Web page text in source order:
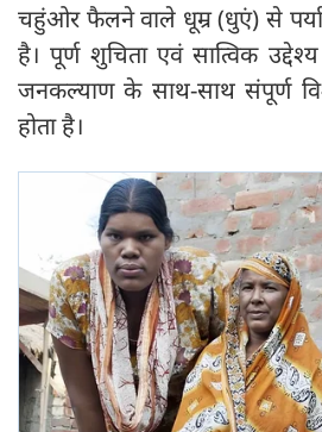
चहुंओर फैलने वाले धूम्र (धुएं) से
है। पूर्ण शुचिता एवं सात्विक
जनकल्याण के साथ-साथ संपूर्ण
होता है।